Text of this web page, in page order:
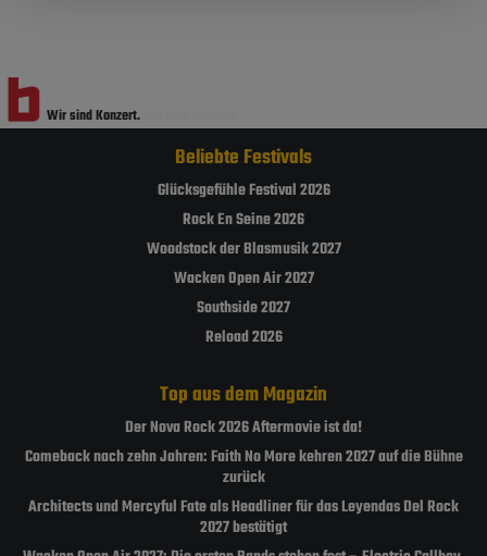
Wir sind Konzert.
Beliebte Festivals
Glücksgefühle Festival 2026
Rock En Seine 2026
Woodstock der Blasmusik 2027
Wacken Open Air 2027
Southside 2027
Reload 2026
Top aus dem Magazin
Der Nova Rock 2026 Aftermovie ist da!
Comeback nach zehn Jahren: Faith No More kehren 2027 auf die Bühne
zurück
Architects und Mercyful Fate als Headliner für das Leyendas Del Rock
2027 bestätigt